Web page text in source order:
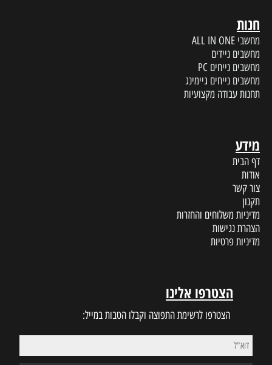
חנות
מחשבי ALL IN ONE
מחשבים ניידים
מחשבים נייחים PC
מחשבים נייחים גיימינג
תחנות עבודה מקצועיות
מידע
דף הבית
אודות
צור קשר
תקנון
מדיניות משלוחים והחזרות
הצהרת נגישות
מדיניות פרטיות
הצטרפו אלינו
הצטרפו לרשימת התפוצה וקבלו הטבות במייל: